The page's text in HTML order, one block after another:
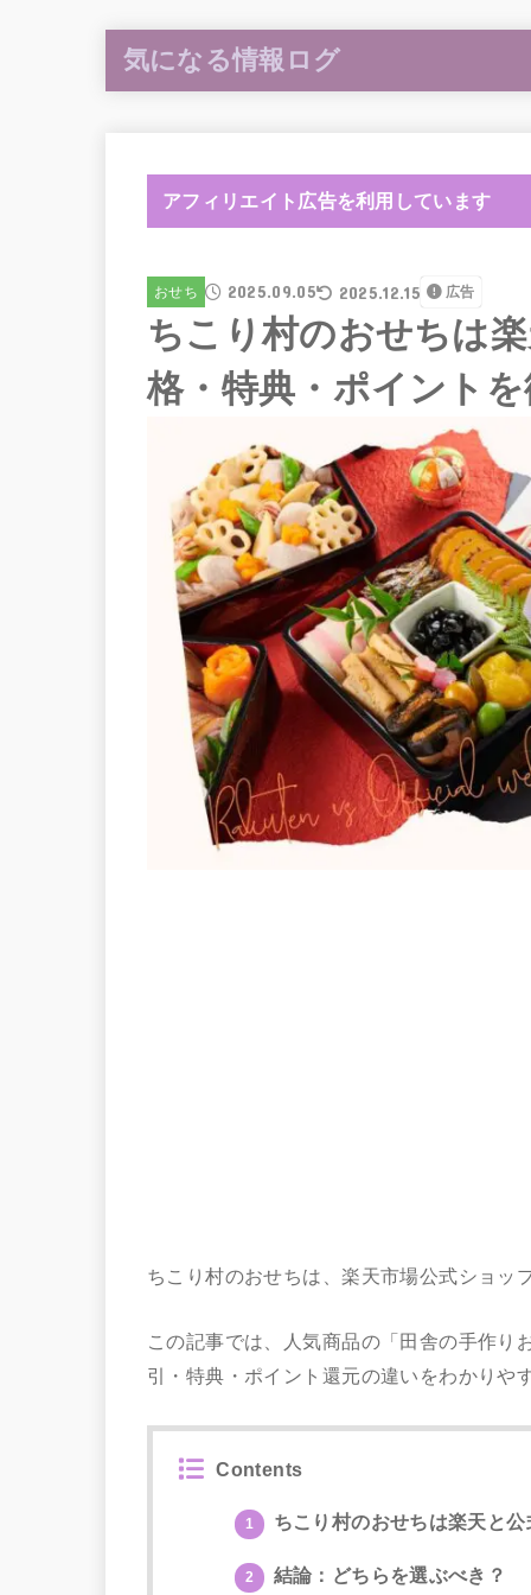
気になる情報ログ
アフィリエイト広告を利用しています
おせち 2025.09.05 2025.12.15 広告
ちこり村のおせちは
格・特典・ポイント
ちこり村のおせちは、楽天市場公式ショッ
この記事では、人気商品の「田舎の手作り
引・特典・ポイント還元の違いをわかりや
Contents
1 ちこり村のおせちは楽天と
2 結論：どちらを選ぶべき？